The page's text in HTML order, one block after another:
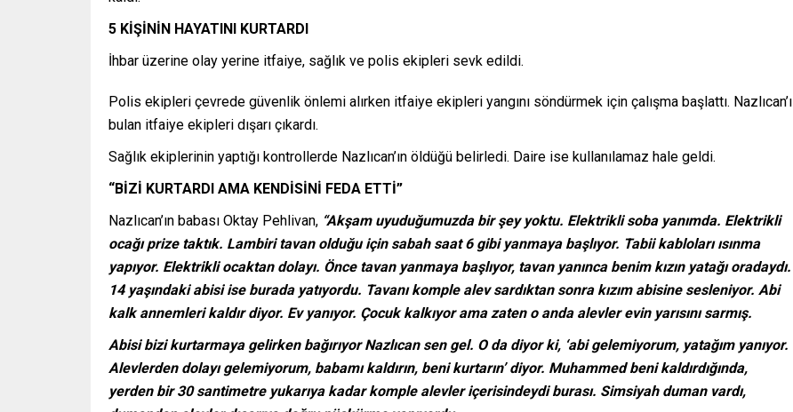
5 KİŞİNİN HAYATINI KURTARDI
İhbar üzerine olay yerine itfaiye, sağlık ve polis ekipleri sevk edildi.
Polis ekipleri çevrede güvenlik önlemi alırken itfaiye ekipleri yangını söndürmek için çalışma başlattı. Nazlıcan’ı
bulan itfaiye ekipleri dışarı çıkardı.
Sağlık ekiplerinin yaptığı kontrollerde Nazlıcan’ın öldüğü belirledi. Daire ise kullanılamaz hale geldi.
“BİZİ KURTARDI AMA KENDİSİNİ FEDA ETTİ”
Nazlıcan’ın babası Oktay Pehlivan, “Akşam uyuduğumuzda bir şey yoktu. Elektrikli soba yanımda. Elektrikli
ocağı prize taktık. Lambiri tavan olduğu için sabah saat 6 gibi yanmaya başlıyor. Tabii kabloları ısınma
yapıyor. Elektrikli ocaktan dolayı. Önce tavan yanmaya başlıyor, tavan yanınca benim kızın yatağı oradaydı.
14 yaşındaki abisi ise burada yatıyordu. Tavanı komple alev sardıktan sonra kızım abisine sesleniyor. Abi
kalk annemleri kaldır diyor. Ev yanıyor. Çocuk kalkıyor ama zaten o anda alevler evin yarısını sarmış.
Abisi bizi kurtarmaya gelirken bağırıyor Nazlıcan sen gel. O da diyor ki, ‘abi gelemiyorum, yatağım yanıyor.
Alevlerden dolayı gelemiyorum, babamı kaldırın, beni kurtarın’ diyor. Muhammed beni kaldırdığında,
yerden bir 30 santimetre yukarıya kadar komple alevler içerisindeydi burası. Simsiyah duman vardı,